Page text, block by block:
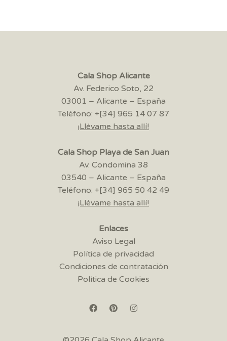
Cala Shop Alicante
Av. Federico Soto, 22
03001 – Alicante – España
Teléfono: +[34] 965 14 07 87
¡Llévame hasta allí!
Cala Shop Playa de San Juan
Av. Condomina 38
03540 – Alicante – España
Teléfono: +[34] 965 50 42 49
¡Llévame hasta allí!
Enlaces
Aviso Legal
Política de privacidad
Condiciones de contratación
Política de Cookies